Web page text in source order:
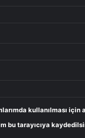
kullanılması için
bu tarayıcıya